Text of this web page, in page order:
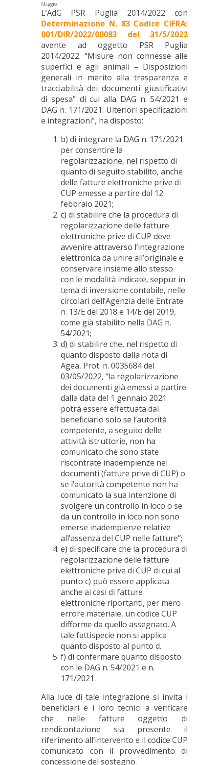
Maggio
L’AdG PSR Puglia 2014/2022 con
Determinazione N. 83 Codice CIFRA:
001/DIR/2022/00083 del 31/5/2022
avente ad oggetto PSR Puglia
2014/2022. “Misure non connesse alle
superfici e agli animali – Disposizioni
generali in merito alla trasparenza e
tracciabilità dei documenti giustificativi
di spesa” di cui alla DAG n. 54/2021 e
DAG n. 171/2021. Ulteriori specificazioni
e integrazioni”, ha disposto:
b) di integrare la DAG n. 171/2021
per consentire la
regolarizzazione, nel rispetto di
quanto di seguito stabilito, anche
delle fatture elettroniche prive di
CUP emesse a partire dal 12
febbraio 2021;
c) di stabilire che la procedura di
regolarizzazione delle fatture
elettroniche prive di CUP deve
avvenire attraverso l’integrazione
elettronica da unire all’originale e
conservare insieme allo stesso
con le modalità indicate, seppur in
tema di inversione contabile, nelle
circolari dell’Agenzia delle Entrate
n. 13/E del 2018 e 14/E del 2019,
come già stabilito nella DAG n.
54/2021;
d) di stabilire che, nel rispetto di
quanto disposto dalla nota di
Agea, Prot. n. 0035684 del
03/05/2022, “la regolarizzazione
dei documenti già emessi a partire
dalla data del 1 gennaio 2021
potrà essere effettuata dal
beneficiario solo se l’autorità
competente, a seguito delle
attività istruttorie, non ha
comunicato che sono state
riscontrate inadempienze nei
documenti (fatture prive di CUP) o
se l’autorità competente non ha
comunicato la sua intenzione di
svolgere un controllo in loco o se
da un controllo in loco non sono
emerse inadempienze relative
all’assenza del CUP nelle fatture”;
e) di specificare che la procedura di
regolarizzazione delle fatture
elettroniche prive di CUP di cui al
punto c) può essere applicata
anche ai casi di fatture
elettroniche riportanti, per mero
errore materiale, un codice CUP
difforme da quello assegnato. A
tale fattispecie non si applica
quanto disposto al punto d.
f) di confermare quanto disposto
con le DAG n. 54/2021 e n.
171/2021.
Alla luce di tale integrazione si invita i
beneficiari e i loro tecnici a verificare
che nelle fatture oggetto di
rendicontazione sia presente il
riferimento all’intervento e il codice CUP
comunicato con il provvedimento di
concessione del sostegno.